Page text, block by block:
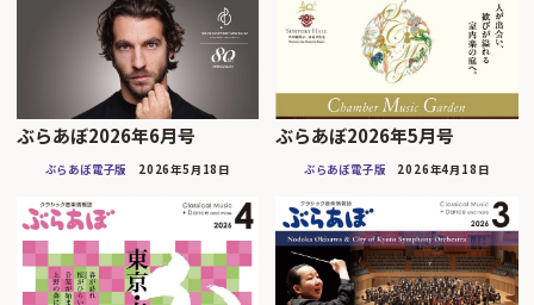
ぶらあぼ2026年6月号
ぶらあぼ電子版 2026年5月18日
ぶらあぼ2026年5月号
ぶらあぼ電子版 2026年4月18日